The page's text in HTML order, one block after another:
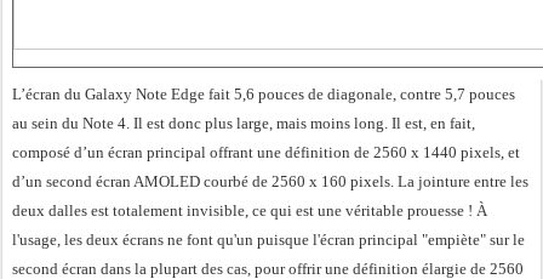
L’écran du Galaxy Note Edge fait 5,6 pouces de diagonale, contre 5,7 pouces
au sein du Note 4. Il est donc plus large, mais moins long. Il est, en fait,
composé d’un écran principal offrant une définition de 2560 x 1440 pixels, et
d’un second écran AMOLED courbé de 2560 x 160 pixels. La jointure entre les
deux dalles est totalement invisible, ce qui est une véritable prouesse ! À
l'usage, les deux écrans ne font qu'un puisque l'écran principal "empiète" sur le
second écran dans la plupart des cas, pour offrir une définition élargie de 2560